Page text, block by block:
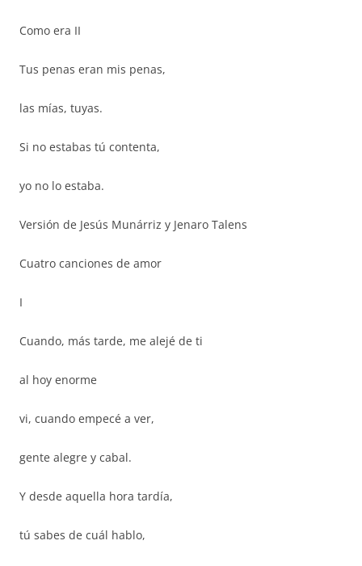
Como era II
Tus penas eran mis penas,
las mías, tuyas.
Si no estabas tú contenta,
yo no lo estaba.
Versión de Jesús Munárriz y Jenaro Talens
Cuatro canciones de amor
I
Cuando, más tarde, me alejé de ti
al hoy enorme
vi, cuando empecé a ver,
gente alegre y cabal.
Y desde aquella hora tardía,
tú sabes de cuál hablo,